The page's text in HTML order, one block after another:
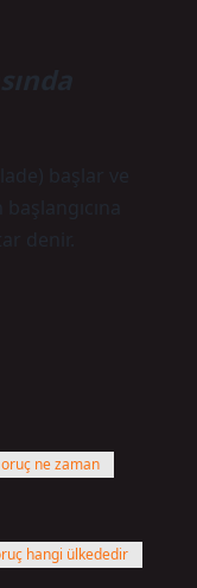
başlar ve
denir.
ne zaman
hangi ülkededir